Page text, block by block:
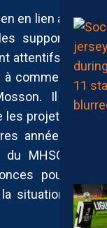
en lien avec
supporters
attentifs aux
commencer
Il est
projets de
années et
MHSC, le
pourrait
la situation du